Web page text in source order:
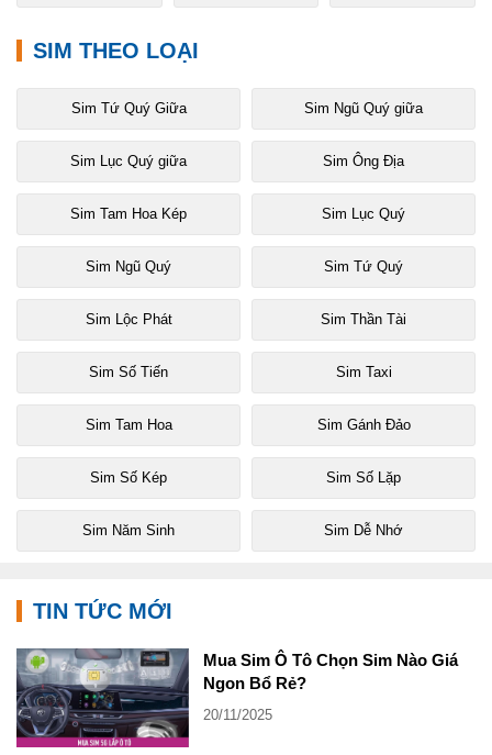
SIM THEO LOẠI
Sim Tứ Quý Giữa Sim Ngũ Quý giữa
Sim Lục Quý giữa Sim Ông Địa
Sim Tam Hoa Kép Sim Lục Quý
Sim Ngũ Quý Sim Tứ Quý
Sim Lộc Phát Sim Thần Tài
Sim Số Tiến Sim Taxi
Sim Tam Hoa Sim Gánh Đảo
Sim Số Kép Sim Số Lặp
Sim Năm Sinh Sim Dễ Nhớ
TIN TỨC MỚI
Mua Sim Ô Tô Chọn Sim Nào Giá
Ngon Bổ Rẻ?
20/11/2025